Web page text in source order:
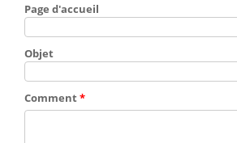
Page d'accueil
Objet
Comment*